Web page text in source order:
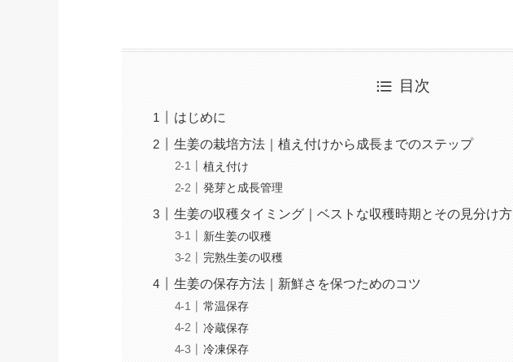
目次
はじめに
生姜の栽培方法｜植え付けから成長までのステップ
植え付け
発芽と成長管理
生姜の収穫タイミング｜ベストな収穫時期とその見分け方
新生姜の収穫
完熟生姜の収穫
生姜の保存方法｜新鮮さを保つためのコツ
常温保存
冷蔵保存
冷凍保存